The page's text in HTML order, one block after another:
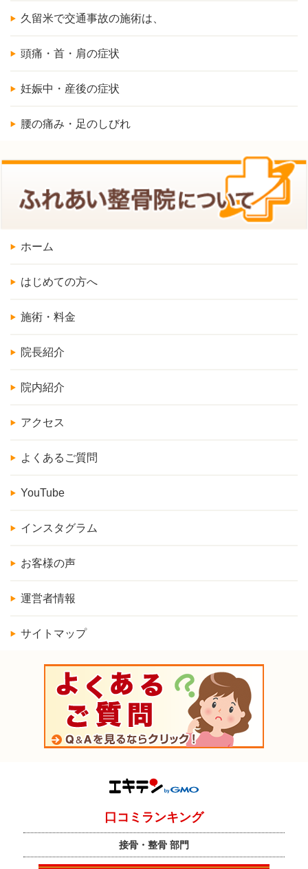
久留米で交通事故の施術は、
頭痛・首・肩の症状
妊娠中・産後の症状
腰の痛み・足のしびれ
ホーム
はじめての方へ
施術・料金
院長紹介
院内紹介
アクセス
よくあるご質問
YouTube
インスタグラム
お客様の声
運営者情報
サイトマップ